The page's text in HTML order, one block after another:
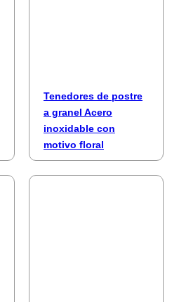
Tenedores de postre
a granel Acero
inoxidable con
motivo floral